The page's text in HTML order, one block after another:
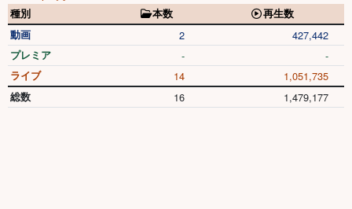
種別 本数
再生数
動画
2 427,442
プレミア - -
ライブ 14 1,051,735
総数 16 1,479,177